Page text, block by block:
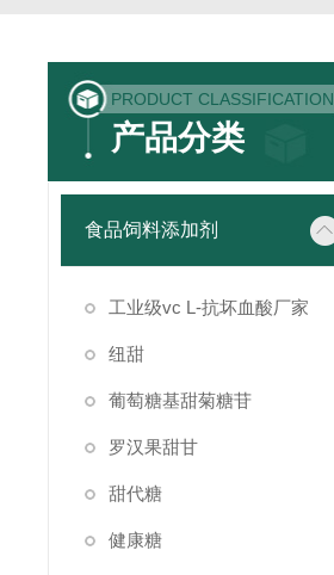
PRODUCT CLASSIFICATION
产品分类
食品饲料添加剂
工业级vc L-抗坏血酸厂家
纽甜
葡萄糖基甜菊糖苷
罗汉果甜甘
甜代糖
健康糖